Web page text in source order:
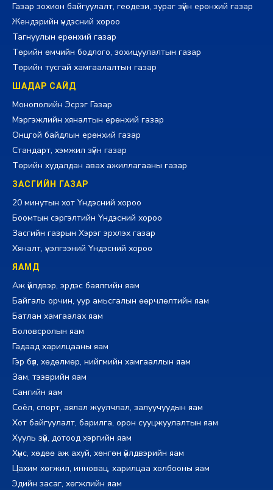
Газар зохион байгуулалт, геодези, зураг зүйн ерөнхий газар
Жендэрийн үндэсний хороо
Тагнуулын ерөнхий газар
Төрийн өмчийн бодлого, зохицуулалтын газар
Төрийн тусгай хамгаалалтын газар
ШАДАР САЙД
Монополийн Эсрэг Газар
Мэргэжлийн хяналтын ерөнхий газар
Онцгой байдлын ерөнхий газар
Стандарт, хэмжил зүйн газар
Төрийн худалдан авах ажиллагааны газар
ЗАСГИЙН ГАЗАР
20 минутын хот Үндэсний хороо
Боомтын сэргэлтийн Үндэсний хороо
Засгийн газрын Хэрэг эрхлэх газар
Хяналт, үнэлгээний Үндэсний хороо
ЯАМД
Аж үйлдвэр, эрдэс баялгийн яам
Байгаль орчин, уур амьсгалын өөрчлөлтийн яам
Батлан хамгаалах яам
Боловсролын яам
Гадаад харилцааны яам
Гэр бүл, хөдөлмөр, нийгмийн хамгааллын яам
Зам, тээврийн яам
Сангийн яам
Соёл, спорт, аялал жуулчлал, залуучуудын яам
Хот байгуулалт, барилга, орон сууцжуулалтын яам
Хууль зүй, дотоод хэргийн яам
Хүнс, хөдөө аж ахуй, хөнгөн үйлдвэрийн яам
Цахим хөгжил, инновац, харилцаа холбооны яам
Эдийн засаг, хөгжлийн яам